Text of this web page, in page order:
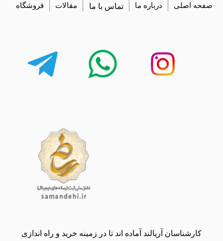
صفحه اصلی درباره ما تماس با ما مقالات فروشگاه
کارشناسان آریالند آماده اند تا در زمینه خرید و راه اندازی